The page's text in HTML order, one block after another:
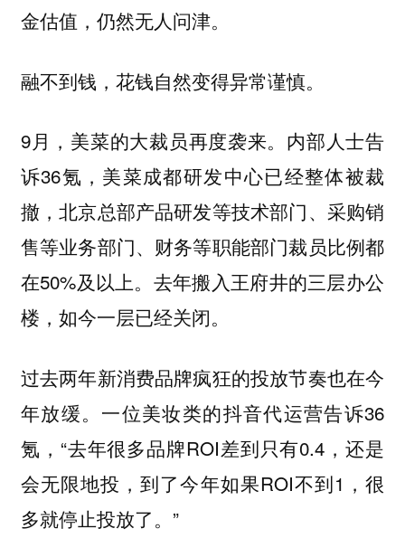
金估值，仍然无人问津。
融不到钱，花钱自然变得异常谨慎。
9月，美菜的大裁员再度袭来。内部人士告
诉36氪，美菜成都研发中心已经整体被裁
撤，北京总部产品研发等技术部门、采购销
售等业务部门、财务等职能部门裁员比例都
在50%及以上。去年搬入王府井的三层办公
楼，如今一层已经关闭。
过去两年新消费品牌疯狂的投放节奏也在今
年放缓。一位美妆类的抖音代运营告诉36
氪，“去年很多品牌ROI差到只有0.4，还是
会无限地投，到了今年如果ROI不到1，很
多就停止投放了。”